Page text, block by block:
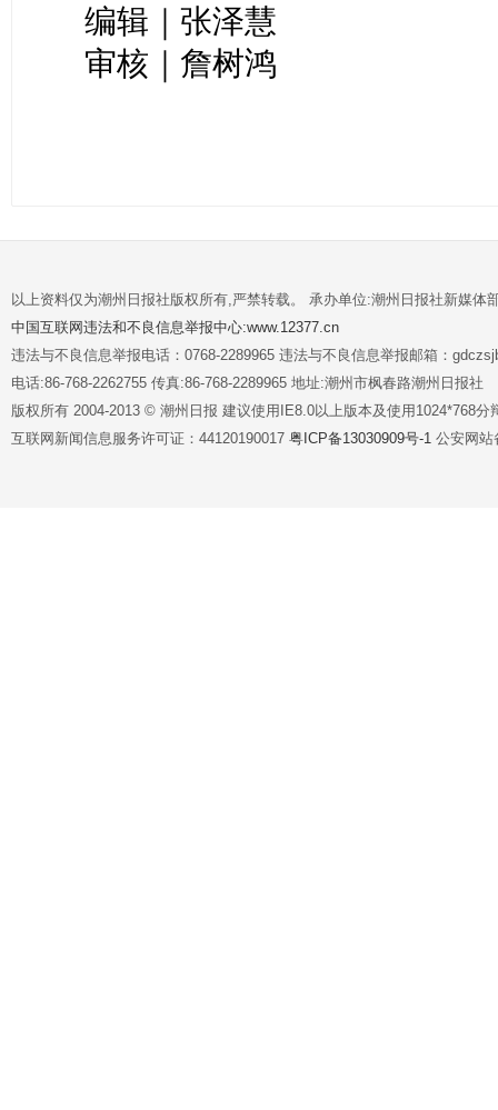
编辑｜张泽慧
审核｜詹树鸿
以上资料仅为潮州日报社版权所有,严禁转载。 承办单位:潮州日报社新媒体
中国互联网违法和不良信息举报中心:www.12377.cn
违法与不良信息举报电话：0768-2289965 违法与不良信息举报邮箱：
电话:86-768-2262755 传真:86-768-2289965 地址:潮州市枫春路潮州日报社
版权所有 2004-2013 © 潮州日报 建议使用IE8.0以上版本及使用1024*768分
互联网新闻信息服务许可证：44120190017 粤ICP备13030909号-1 公安网站